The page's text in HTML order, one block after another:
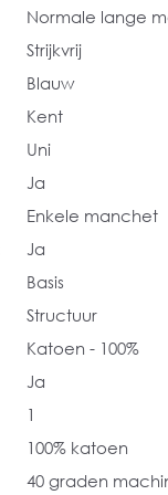
Normale lange
Strijkvrij
Blauw
Kent
Uni
Ja
Enkele manchet
Ja
Basis
Structuur
Katoen - 100%
Ja
1
100% katoen
40 graden